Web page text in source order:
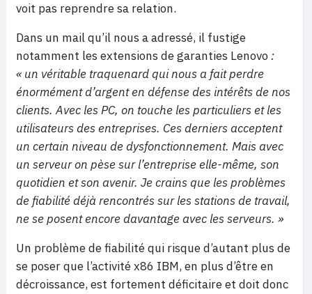
voit pas reprendre sa relation.
Dans un mail qu’il nous a adressé, il fustige
notamment les extensions de garanties Lenovo:
« un véritable traquenard qui nous a fait perdre
énormément d’argent en défense des intérêts de nos
clients. Avec les PC, on touche les particuliers et les
utilisateurs des entreprises. Ces derniers acceptent
un certain niveau de dysfonctionnement. Mais avec
un serveur on pèse sur l’entreprise elle-même, son
quotidien et son avenir. Je crains que les problèmes
de fiabilité déjà rencontrés sur les stations de travail,
ne se posent encore davantage avec les serveurs. »
Un problème de fiabilité qui risque d’autant plus de
se poser que l’activité x86 IBM, en plus d’être en
décroissance, est fortement déficitaire et doit donc